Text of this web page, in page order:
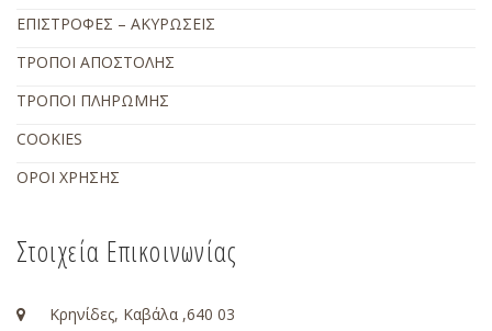
ΕΠΙΣΤΡΟΦΕΣ – ΑΚΥΡΩΣΕΙΣ
ΤΡΟΠΟΙ ΑΠΟΣΤΟΛΗΣ
ΤΡΟΠΟΙ ΠΛΗΡΩΜΗΣ
COOKIES
ΟΡΟΙ ΧΡΗΣΗΣ
Στοιχεία Επικοινωνίας
Κρηνίδες, Καβάλα ,640 03